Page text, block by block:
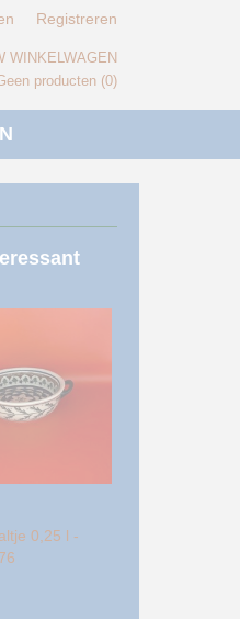
Registreren
WINKELWAGEN
producten (0)
0,25 l -